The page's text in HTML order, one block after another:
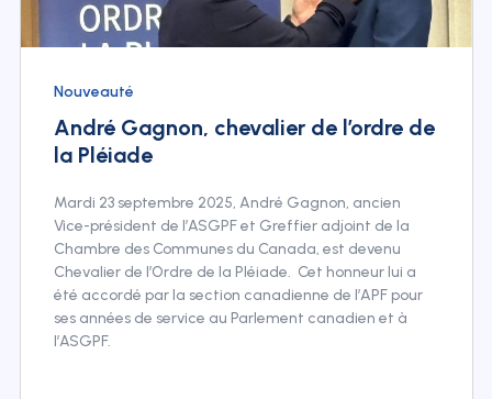
Nouveauté
André Gagnon, chevalier de l’ordre de
la Pléiade
Mardi 23 septembre 2025, André Gagnon, ancien
Vice-président de l’ASGPF et Greffier adjoint de la
Chambre des Communes du Canada, est devenu
Chevalier de l’Ordre de la Pléiade. Cet honneur lui a
été accordé par la section canadienne de l’APF pour
ses années de service au Parlement canadien et à
l’ASGPF.